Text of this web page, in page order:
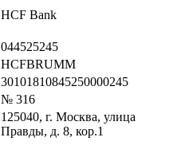
HCF Bank
044525245
HCFBRUMM
30101810845250000245
№ 316
125040, г. Москва, улица
Правды, д. 8, кор.1